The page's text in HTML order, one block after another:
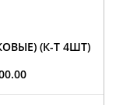
(К-Т 4ШТ)